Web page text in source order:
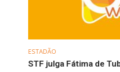
ESTADÃO
STF julga Fátima de